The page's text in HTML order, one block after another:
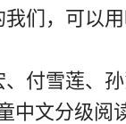
们，可以
付雪莲、
中文分级阅